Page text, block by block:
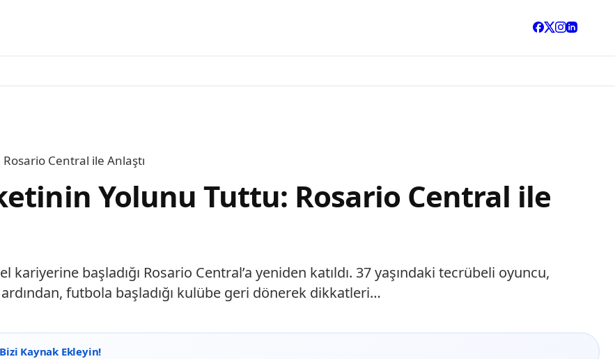
Central ile Anlaştı
Yolunu Tuttu: Rosario Central ile
başladığı Rosario Central’a yeniden katıldı. 37 yaşındaki tecrübeli oyuncu,
futbola başladığı kulübe geri dönerek dikkatleri…
Kaynak Ekleyin!